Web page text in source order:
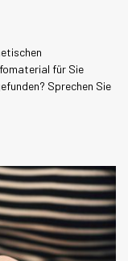
für Sie
Sprechen Sie